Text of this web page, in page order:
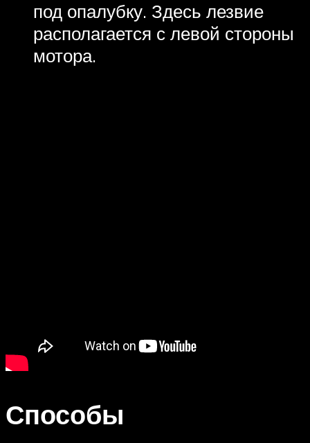
под опалубку. Здесь лезвие
располагается с левой стороны
мотора.
Способы